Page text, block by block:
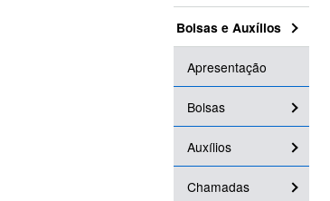
Bolsas e Auxílios
Apresentação
Bolsas
Auxílios
Chamadas